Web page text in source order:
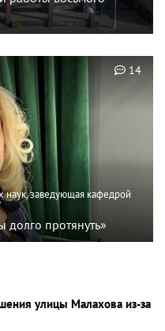
наук, заведующая кафедрой
протянуть»
14
улицы Малахова из-за